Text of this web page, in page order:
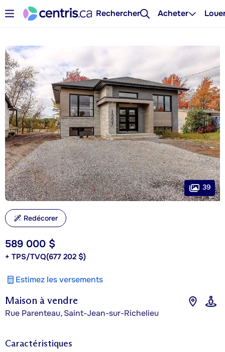
Rechercher Acheter
Maison à vendre
Rue Parenteau, Saint-Jean-sur-Richelieu
589 000 $
+ TPS/TVQ(677 202 $)
Estimez les versements
39
Redécorer
Caractéristiques